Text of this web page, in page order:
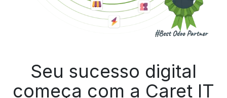
Seu sucesso digital
começa com a Caret IT